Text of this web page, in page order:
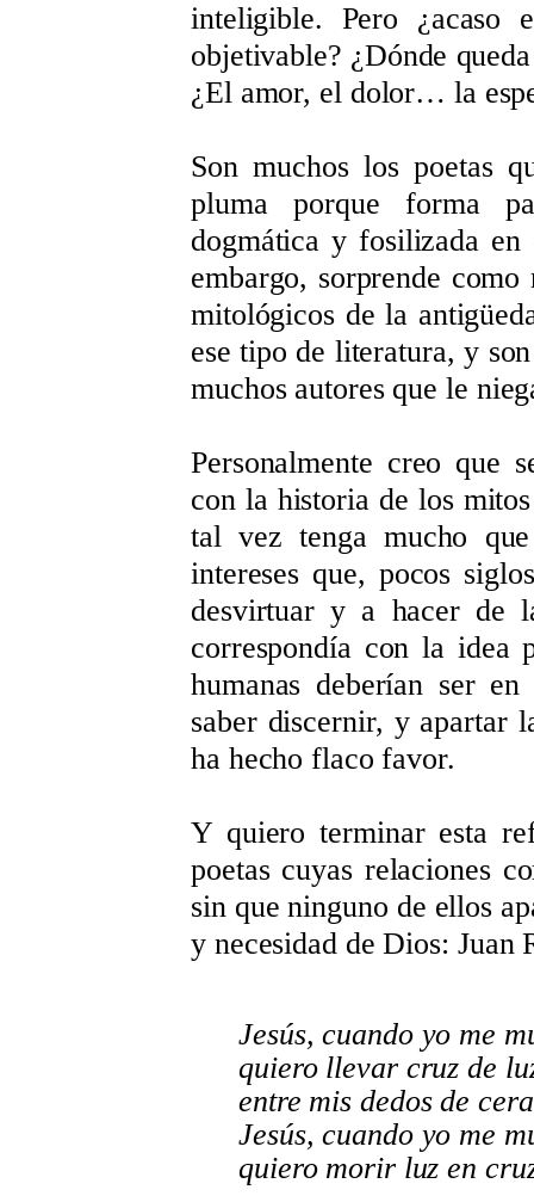
inteligible. Pero ¿acaso
objetivable? ¿Dónde
¿El amor, el dolor… la
Son muchos los poetas
pluma porque forma
dogmática y fosilizada en
embargo, sorprende
mitológicos de la
ese tipo de literatura, y
muchos autores que le
Personalmente creo que
con la historia de los
tal vez tenga mucho
intereses que, pocos
desvirtuar y a hacer de
correspondía con la idea
humanas deberían ser
saber discernir, y apartar
ha hecho flaco favor.
Y quiero terminar esta
poetas cuyas relaciones
sin que ninguno de ellos
y necesidad de Dios: Juan
Jesús, cuando yo me
quiero llevar cruz de
entre mis dedos de
Jesús, cuando yo me
quiero morir luz en